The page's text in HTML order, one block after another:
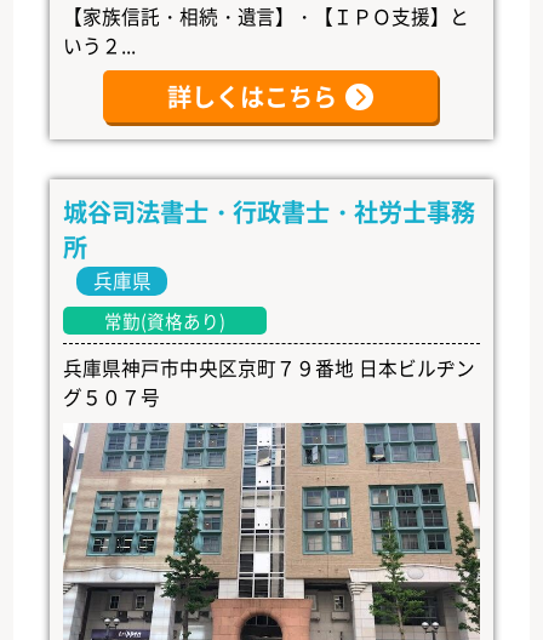
【家族信託・相続・遺言】・【ＩＰＯ支援】と
いう２...
詳しくはこちら
城谷司法書士・行政書士・社労士事務
所
兵庫県
常勤(資格あり)
兵庫県神戸市中央区京町７９番地 日本ビルヂン
グ５０７号